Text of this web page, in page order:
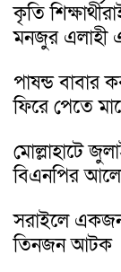
কৃতি
মনজুর এলাহী
পাষন্ড বাবার
ফিরে পেতে
মোল্লাহাটে
বিএনপির
সরাইলে
তিনজন আটক